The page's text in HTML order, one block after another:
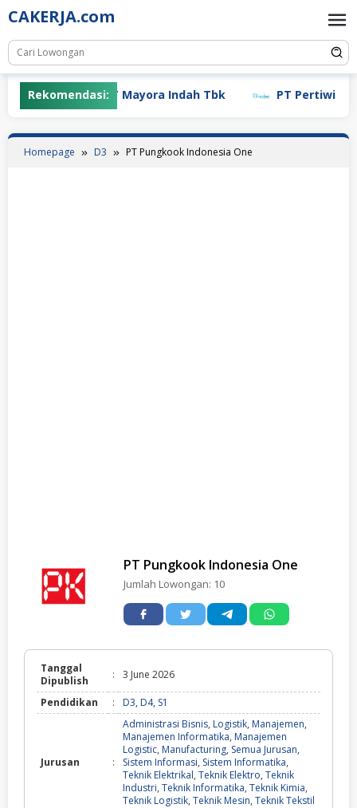
Skip
to
content
CAKERJA.com
Rekomendasi:PT Mayora Indah Tbk PT Pertiwi Agung
Homepage D3 PT Pungkook Indonesia One
PT Pungkook Indonesia One
Jumlah Lowongan: 10
Tanggal
Dipublish
: 3 June 2026
Pendidikan : D3, D4, S1
Jurusan :
Administrasi Bisnis, Logistik, Manajemen,
Manajemen Informatika, Manajemen
Logistic, Manufacturing, Semua Jurusan,
Sistem Informasi, Sistem Informatika,
Teknik Elektrikal, Teknik Elektro, Teknik
Industri, Teknik Informatika, Teknik Kimia,
Teknik Logistik, Teknik Mesin, Teknik Tekstil